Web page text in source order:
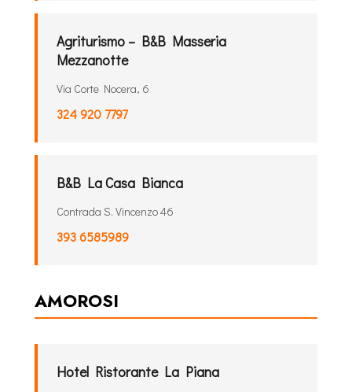
Agriturismo – B&B Masseria
Mezzanotte
Via Corte Nocera, 6
324 920 7797
B&B La Casa Bianca
Contrada S. Vincenzo 46
393 6585989
AMOROSI
Hotel Ristorante La Piana